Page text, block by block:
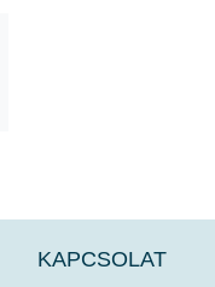
KAPCSOLAT